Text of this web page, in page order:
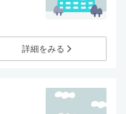
詳細をみる